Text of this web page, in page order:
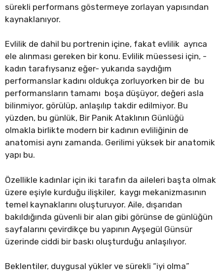
sürekli performans göstermeye zorlayan yapısından
kaynaklanıyor.
Evlilik de dahil bu portrenin içine, fakat evlilik ayrıca
ele alınması gereken bir konu. Evlilik müessesi için, -
kadın tarafıysanız eğer- yukarıda saydığım
performanslar kadını oldukça zorluyorken bir de bu
performansların tamamı boşa düşüyor, değeri asla
bilinmiyor, görülüp, anlaşılıp takdir edilmiyor. Bu
yüzden, bu günlük, Bir Panik Ataklının Günlüğü
olmakla birlikte modern bir kadının evliliğinin de
anatomisi aynı zamanda. Gerilimi yüksek bir anatomik
yapı bu.
Özellikle kadınlar için iki tarafın da aileleri başta olmak
üzere eşiyle kurduğu ilişkiler, kaygı mekanizmasının
temel kaynaklarını oluşturuyor. Aile, dışarıdan
bakıldığında güvenli bir alan gibi görünse de günlüğün
sayfalarını çevirdikçe bu yapının Ayşegül Günsür
üzerinde ciddi bir baskı oluşturduğu anlaşılıyor.
Beklentiler, duygusal yükler ve sürekli “iyi olma”